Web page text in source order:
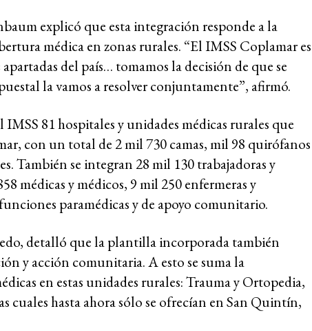
explicó que esta integración responde a la
médica en zonas rurales. “El IMSS Coplamar es
del país… tomamos la decisión de que se
la vamos a resolver conjuntamente”, afirmó.
81 hospitales y unidades médicas rurales que
con un total de 2 mil 730 camas, mil 98 quirófanos
También se integran 28 mil 130 trabajadoras y
médicas y médicos, 9 mil 250 enfermeras y
paramédicas y de apoyo comunitario.
detalló que la plantilla incorporada también
y acción comunitaria. A esto se suma la
en estas unidades rurales: Trauma y Ortopedia,
hasta ahora sólo se ofrecían en San Quintín,